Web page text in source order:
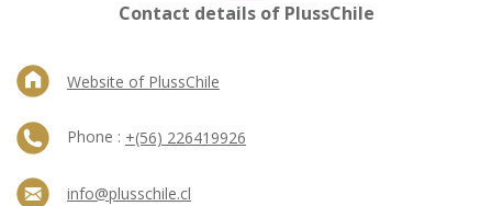
Contact details of PlussChile
Website of PlussChile
Phone : +(56) 226419926
info@plusschile.cl